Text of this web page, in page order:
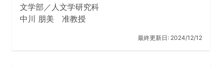
文学部・人文学研究科の強み（醍醐味）を教えてく
ださい。
文学部・人文学研究科の強みは、言語・歴史・文学・哲
文学部／人文学研究科
中川 朋美 准教授
最終更新日: 2024/12/12